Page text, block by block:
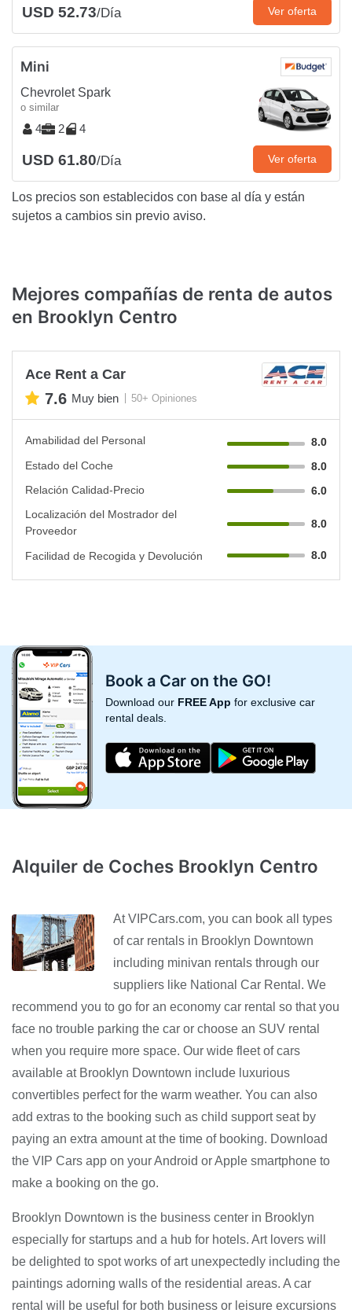
USD 52.73/Día Ver oferta
Mini
Chevrolet Spark
o similar
4 2 4
USD 61.80/Día Ver oferta
Los precios son establecidos con base al día y están
sujetos a cambios sin previo aviso.
Mejores compañías de renta de autos
en Brooklyn Centro
Ace Rent a Car
7.6 Muy bien 50+ Opiniones
Amabilidad del Personal
8.0
Estado del Coche
8.0
Relación Calidad-Precio
6.0
Localización del Mostrador del
Proveedor
8.0
Facilidad de Recogida y Devolución 8.0
Book a Car on the GO!
Download our FREE App for exclusive car
rental deals.
Alquiler de Coches Brooklyn Centro
At VIPCars.com, you can book all types
of car rentals in Brooklyn Downtown
including minivan rentals through our
suppliers like National Car Rental. We
recommend you to go for an economy car rental so that you
face no trouble parking the car or choose an SUV rental
when you require more space. Our wide fleet of cars
available at Brooklyn Downtown include luxurious
convertibles perfect for the warm weather. You can also
add extras to the booking such as child support seat by
paying an extra amount at the time of booking. Download
the VIP Cars app on your Android or Apple smartphone to
make a booking on the go.
Brooklyn Downtown is the business center in Brooklyn
especially for startups and a hub for hotels. Art lovers will
be delighted to spot works of art unexpectedly including the
paintings adorning walls of the residential areas. A car
rental will be useful for both business or leisure excursions